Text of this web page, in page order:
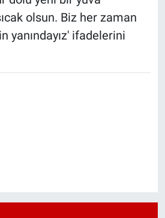
olsun. Biz her zaman
yanındayız' ifadelerini